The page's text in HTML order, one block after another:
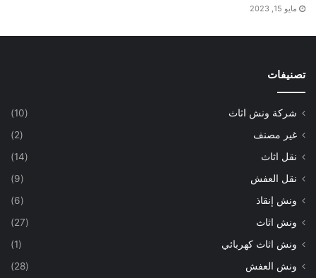
مايو 15, 2023
تصنيفات
شركة ونش اثاث
(10)
غير مصنف
(2)
نقل اثاث
(14)
نقل العفش
(9)
ونش إنقاذ
(6)
ونش اثاث
(27)
ونش اثاث كهربائي
(1)
ونش العفش
(28)